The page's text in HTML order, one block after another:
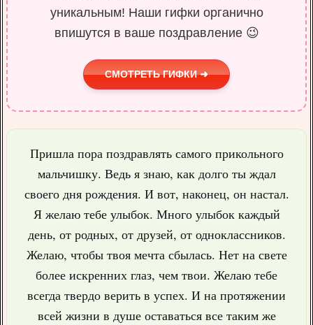
уникальным! Наши гифки органично
впишутся в ваше поздравление 😉
СМОТРЕТЬ ГИФКИ ➜
Пришла пора поздравлять самого прикольного
мальчишку. Ведь я знаю, как долго ты ждал
своего дня рождения. И вот, наконец, он настал.
Я желаю тебе улыбок. Много улыбок каждый
день, от родных, от друзей, от одноклассников.
Желаю, чтобы твоя мечта сбылась. Нет на свете
более искренних глаз, чем твои. Желаю тебе
всегда твердо верить в успех. И на протяжении
всей жизни в душе оставаться все таким же